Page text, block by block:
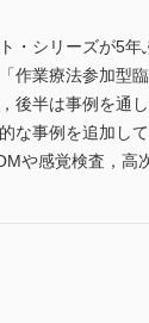
・シリーズが5
作業療法参加型
後半は事例を通
な事例を追加し
や感覚検査，高